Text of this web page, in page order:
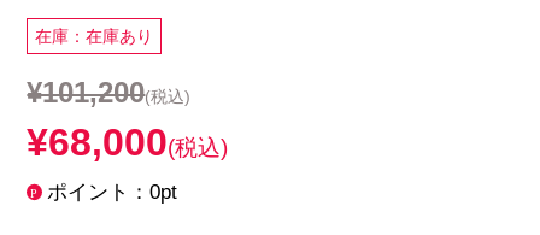
在庫：在庫あり
¥101,200(税込)
¥68,000(税込)
ポイント：0pt